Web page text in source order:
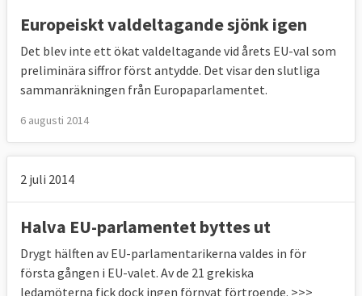
Europeiskt valdeltagande sjönk igen
Det blev inte ett ökat valdeltagande vid årets EU-val som
preliminära siffror först antydde. Det visar den slutliga
sammanräkningen från Europaparlamentet.
6 augusti 2014
2 juli 2014
Halva EU-parlamentet byttes ut
Drygt hälften av EU-parlamentarikerna valdes in för
första gången i EU-valet. Av de 21 grekiska
ledamöterna fick dock ingen förnyat förtroende. >>>